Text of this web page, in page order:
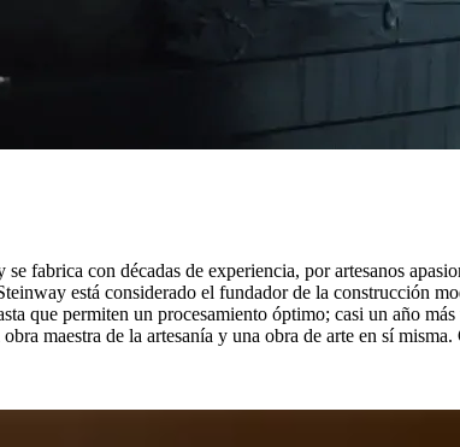
fabrica con décadas de experiencia, por artesanos
está considerado el fundador de la construcción
que permiten un procesamiento óptimo; casi un año
maestra de la artesanía y una obra de arte en sí